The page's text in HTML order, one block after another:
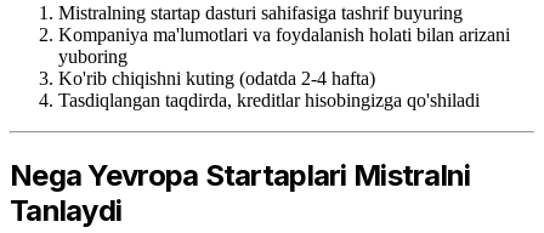
Mistralning startap dasturi sahifasiga tashrif buyuring
Kompaniya ma'lumotlari va foydalanish holati bilan arizani
yuboring
Ko'rib chiqishni kuting (odatda 2-4 hafta)
Tasdiqlangan taqdirda, kreditlar hisobingizga qo'shiladi
Nega Yevropa Startaplari Mistralni
Tanlaydi